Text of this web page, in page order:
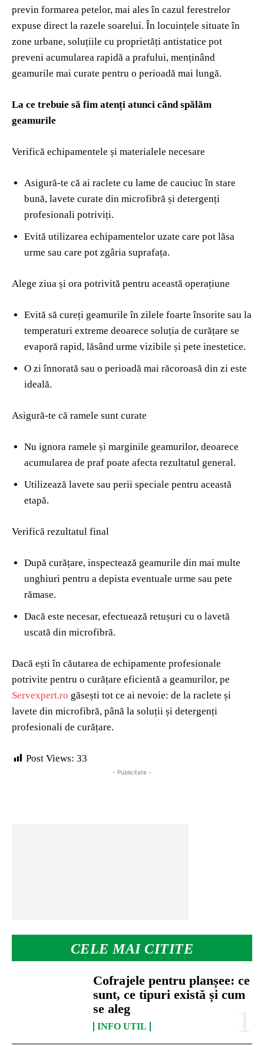
CELE MAI CITITE
Cofrajele pentru planșee: ce
sunt, ce tipuri există și cum
se aleg
INFO UTIL
previn formarea petelor, mai ales în cazul ferestrelor
expuse direct la razele soarelui. În locuințele situate în
zone urbane, soluțiile cu proprietăți antistatice pot
preveni acumularea rapidă a prafului, menținând
geamurile mai curate pentru o perioadă mai lungă.
La ce trebuie să fim atenți atunci când spălăm
geamurile
Verifică echipamentele și materialele necesare
Asigură-te că ai raclete cu lame de cauciuc în stare
bună, lavete curate din microfibră și detergenți
profesionali potriviți.
Evită utilizarea echipamentelor uzate care pot lăsa
urme sau care pot zgâria suprafața.
Alege ziua și ora potrivită pentru această operațiune
Evită să cureți geamurile în zilele foarte însorite sau la
temperaturi extreme deoarece soluția de curățare se
evaporă rapid, lăsând urme vizibile și pete inestetice.
O zi înnorată sau o perioadă mai răcoroasă din zi este
ideală.
Asigură-te că ramele sunt curate
Nu ignora ramele și marginile geamurilor, deoarece
acumularea de praf poate afecta rezultatul general.
Utilizează lavete sau perii speciale pentru această
etapă.
Verifică rezultatul final
După curățare, inspectează geamurile din mai multe
unghiuri pentru a depista eventuale urme sau pete
rămase.
Dacă este necesar, efectuează retușuri cu o lavetă
uscată din microfibră.
Dacă ești în căutarea de echipamente profesionale
potrivite pentru o curățare eficientă a geamurilor, pe
Servexpert.ro găsești tot ce ai nevoie: de la raclete și
lavete din microfibră, până la soluții și detergenți
profesionali de curățare.
Post Views: 33
- Publicitate -